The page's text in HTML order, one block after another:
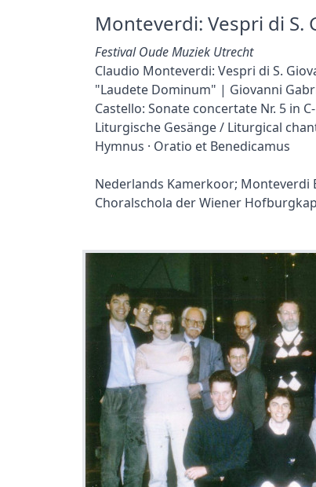
Monteverdi: Vespri di S.
Festival Oude Muziek Utrecht
Claudio Monteverdi: Vespri di S.
"Laudete Dominum" | Giovanni
Castello: Sonate concertate Nr. 5 in
Liturgische Gesänge / Liturgical
Hymnus · Oratio et Benedicamus
Nederlands Kamerkoor; Monteverdi
Choralschola der Wiener